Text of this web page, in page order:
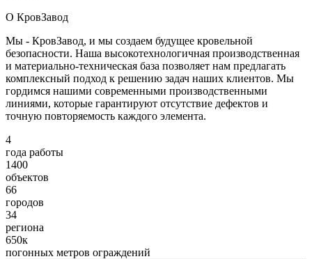
О КровЗавод
Мы - КровЗавод, и мы создаем будущее кровельной
безопасности. Наша высокотехнологичная производственная
и материально-техническая база позволяет нам предлагать
комплексный подход к решению задач наших клиентов. Мы
гордимся нашими современными производственными
линиями, которые гарантируют отсутствие дефектов и
точную повторяемость каждого элемента.
4
года работы
1400
объектов
66
городов
34
региона
650к
погонных метров ограждений